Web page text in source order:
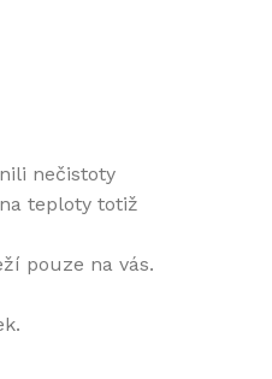
nečistoty
teploty totiž
pouze na vás.